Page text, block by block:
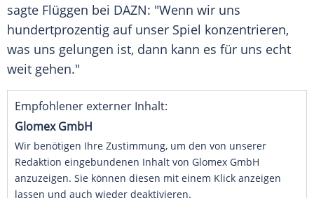
sagte Flüggen bei DAZN: "Wenn wir uns
hundertprozentig auf unser Spiel konzentrieren,
was uns gelungen ist, dann kann es für uns echt
weit gehen."
Empfohlener externer Inhalt:
Glomex GmbH
Wir benötigen Ihre Zustimmung, um den von unserer
Redaktion eingebundenen Inhalt von Glomex GmbH
anzuzeigen. Sie können diesen mit einem Klick anzeigen
lassen und auch wieder deaktivieren.